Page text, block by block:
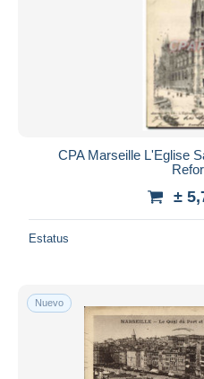
CPA Marseille L'Eglise
±
Estatus
Nuevo